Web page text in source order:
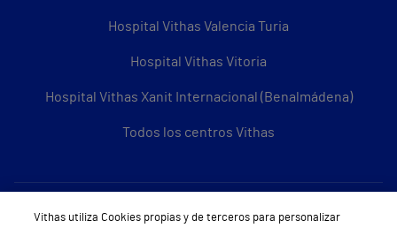
Hospital Vithas Valencia Turia
Hospital Vithas Vitoria
Hospital Vithas Xanit Internacional (Benalmádena)
Todos los centros Vithas
Sobre Vithas
Vithas utiliza Cookies propias y de terceros para personalizar